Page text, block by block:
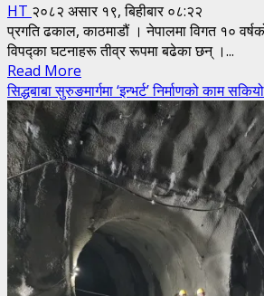
HT २०८२ असार १९, बिहीबार ०८:२२
प्रगति ढकाल, काठमाडौं । नेपालमा विगत १०
विपद्का घटनाहरू तीव्र रूपमा बढेका छन् ।...
Read More
more
about
मनसुनजन्य
विपदबाट
विगतमा
र
के
सिकियो
?
सिद्धबाबा सुरुङमार्गमा ‘इन्भर्ट’ निर्माणको काम सकियो